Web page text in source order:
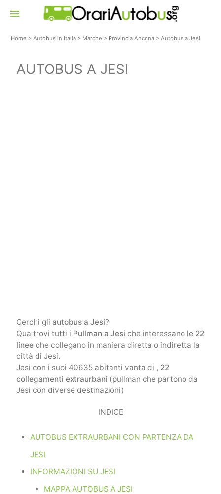
menu
Home >Autobus in Italia > Marche > Provincia Ancona >Autobus a Jesi
AUTOBUS A JESI
Cerchi gli autobus a Jesi?
Qua trovi tutti i Pullman a Jesi che interessano le 22
lineeche collegano in maniera diretta o indiretta la
città di Jesi.
Jesi con i suoi 40635 abitanti vanta di , 22
collegamenti extraurbani (pullman che partono da
Jesi con diverse destinazioni)
INDICE
AUTOBUS EXTRAURBANI CON PARTENZA DA
JESI
INFORMAZIONI SU JESI
MAPPA AUTOBUS A JESI